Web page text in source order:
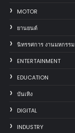
MOTOR
‎ยานยนต์‎
นิทรรศการ งานมหกรรม
ENTERTAINMENT
EDUCATION
บันเทิง
DIGITAL
INDUSTRY